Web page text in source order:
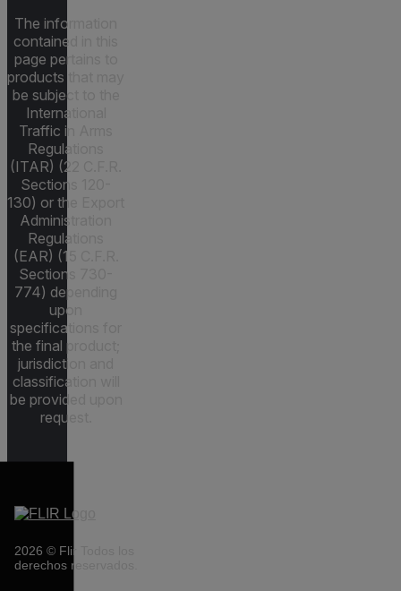
The information
contained in this
page pertains to
products that may
be subject to the
International
Traffic in Arms
Regulations
(ITAR) (22 C.F.R.
Sections 120-
130) or the Export
Administration
Regulations
(EAR) (15 C.F.R.
Sections 730-
774) depending
upon
specifications for
the final product;
jurisdiction and
classification will
be provided upon
request.
2026 © Flir Todos los
derechos reservados.